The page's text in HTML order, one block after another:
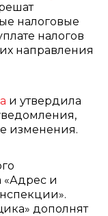
налоговые
налогов
направления
и утвердила
изменения.
и
дополнят